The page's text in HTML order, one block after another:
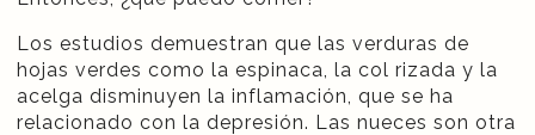
Los estudios demuestran que las verduras de
hojas verdes como la espinaca, la col rizada y la
acelga disminuyen la inflamación, que se ha
relacionado con la depresión. Las nueces son otra